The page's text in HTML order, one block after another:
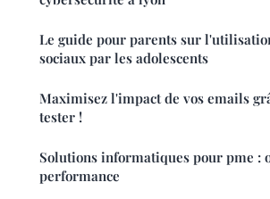
Le guide pour parents sur
sociaux par les adolescents
Maximisez l'impact de vos emails
tester !
Solutions informatiques pour pme :
performance